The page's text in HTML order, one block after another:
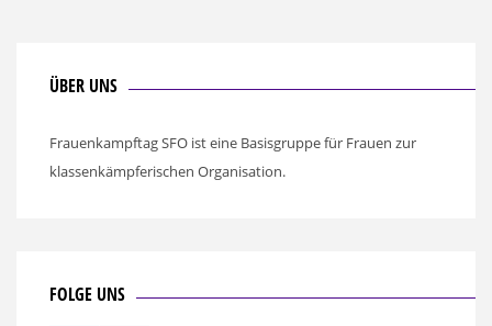
ÜBER UNS
Frauenkampftag SFO ist eine Basisgruppe für Frauen zur
klassenkämpferischen Organisation.
FOLGE UNS